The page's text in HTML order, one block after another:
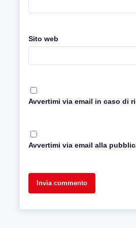
Sito web
Avvertimi via email in caso di
Avvertimi via email alla